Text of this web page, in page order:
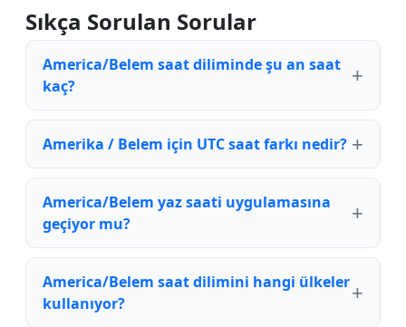
Sıkça Sorulan Sorular
America/Belem saat diliminde şu an saat
kaç?
Amerika / Belem için UTC saat farkı nedir?
America/Belem yaz saati uygulamasına
geçiyor mu?
America/Belem saat dilimini hangi ülkeler
kullanıyor?